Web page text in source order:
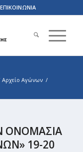
ΕΠΙΚΟΙΝΩΝΙΑ
Αρχείο Αγώνων /
ΟΝΟΜΑΣΙΑ
19-20